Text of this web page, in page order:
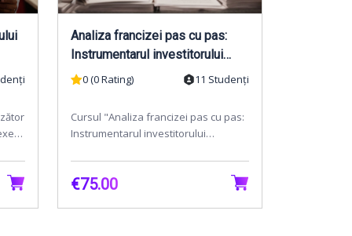
Analiza francizei pas cu pas:
Instrumentarul investitorului
precaut
0 (0 Rating) 11 Studenți
Cursul "Analiza francizei pas cu pas:
Instrumentarul investitorului
procesului de due dili...
€75.00